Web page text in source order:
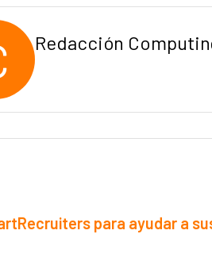
Redacción
para ayudar a